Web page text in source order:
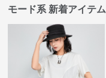
モード系 新着アイテム